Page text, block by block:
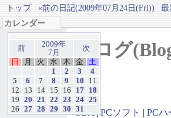
トップ «前の日記(2009年07月24日(Fri)) 最
ブログ
GBA|PCソフト | PCハ
カレンダー
前
2009年
7月
次
日
月 火 水 木 金
土
1
2 3
4
5
6 7 8 9 10
11
12
13 14 15 16 17
18
19
20 21 22 23 24 25
26
27 28 29 30 31